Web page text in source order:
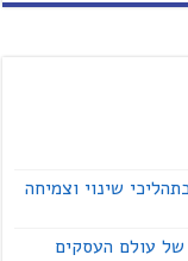
שינוי וצמיחה
עולם העסקים